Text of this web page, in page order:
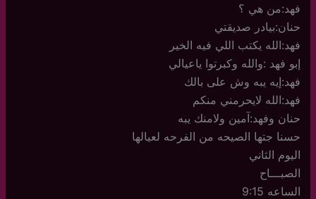
فهد:من هي ؟
حنان:بيادر صديقتي
فهد:الله يكتب اللي فيه الخير
إبو فهد :والله وكبرتوا ياعيالي
فهد:إيه يبه وش على بالك
فهد:الله لايحرمني منكم
حنان وفهد:آمين ولامنك يبه
حسنا جتها الصيحه من الفرحه لعيالها
اليوم الثاني
الصبـــاح
الساعه 9:15